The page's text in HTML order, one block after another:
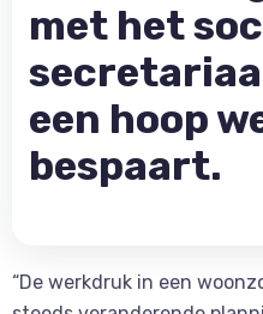
met het
een hoop
bespaart.
“De werkdruk in een